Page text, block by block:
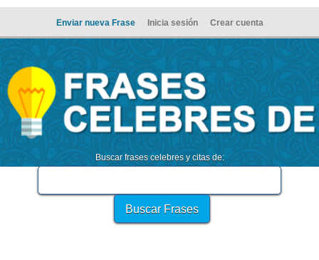
Enviar nueva Frase Inicia sesión Crear cuenta
Buscar frases celebres y citas de: